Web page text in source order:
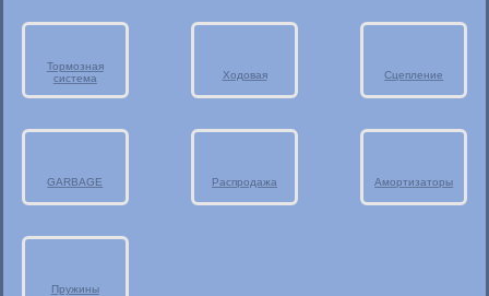
Тормозная
система
Ходовая Сцепление
GARBAGE Распродажа Амортизаторы
Пружины